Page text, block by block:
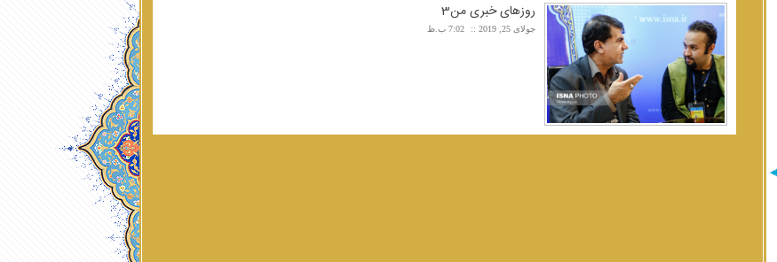
روزهای خبری من3
جولای 25, 2019 7:02 ب.ظ